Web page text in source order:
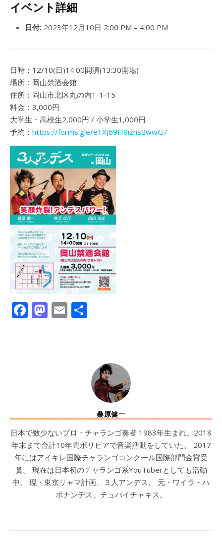
イベント詳細
日付: 2023年12月10日 2:00 PM – 4:00 PM
日時：12/10(日)14:00開演(13:30開場)
場所：岡山禁酒会館
住所：岡山市北区丸の内1-1-15
料金：3,000円
大学生・高校生2,000円 / 小学生1,000円
予約： https://forms.gle/e1XJ69H9izns2wwG7
Facebook
Mastodon
Email
桑原健一
日本で数少ないプロ・チャランゴ奏者 1983年生まれ。2018
年末まで合計10年間ボリビアで音楽活動をしていた。 2017
年にはアイキレ国際チャランゴコンクール国際部門金賞受
賞。 現在は日本初のチャランゴ系YouTuberとしても活動
中。 現・東京リャマ計画、３人アンデス。 元・ワイラ・ハ
ポナンデス、チュパイチャキス。